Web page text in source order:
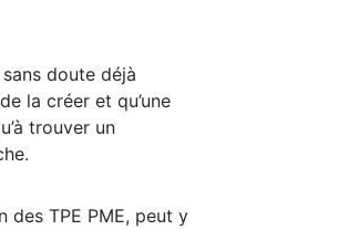
doute déjà
la créer et qu’une
trouver un
des TPE PME, peut y